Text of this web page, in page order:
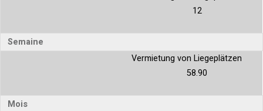
12
Semaine
Vermietung von Liegeplätzen
58.90
Mois